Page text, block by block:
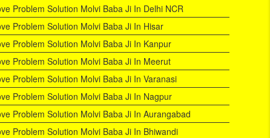
Problem Solution Molvi Baba Ji In Delhi NCR
Problem Solution Molvi Baba Ji In Hisar
Problem Solution Molvi Baba Ji In Kanpur
Problem Solution Molvi Baba Ji In Meerut
Problem Solution Molvi Baba Ji In Varanasi
Problem Solution Molvi Baba Ji In Nagpur
Problem Solution Molvi Baba Ji In Aurangabad
Problem Solution Molvi Baba Ji In Bhiwandi